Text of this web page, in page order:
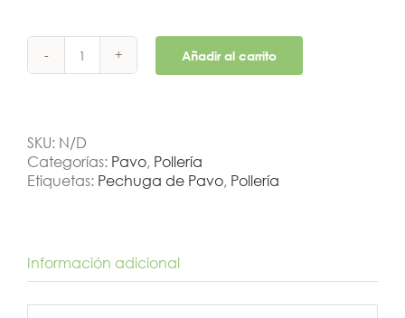
Pechuga
Añadir al carrito
SKU: N/D
Categorías: Pavo, Pollería
Etiquetas: Pechuga de Pavo, Pollería
Información adicional